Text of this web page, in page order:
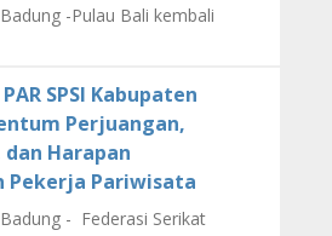
-Pulau Bali kembali
SPSI Kabupaten
Perjuangan,
Harapan
Pekerja Pariwisata
- Federasi Serikat